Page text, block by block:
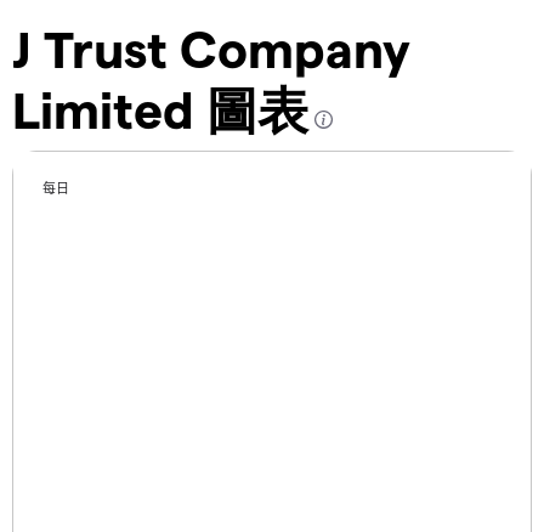
J Trust Company
Limited 圖表
每日